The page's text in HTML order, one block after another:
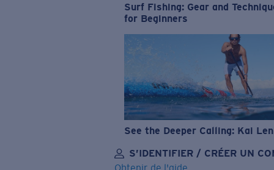
Surf Fishing: Gear and
for Beginners
See the Deeper Calling: Kai
S’IDENTIFIER / CRÉER UN